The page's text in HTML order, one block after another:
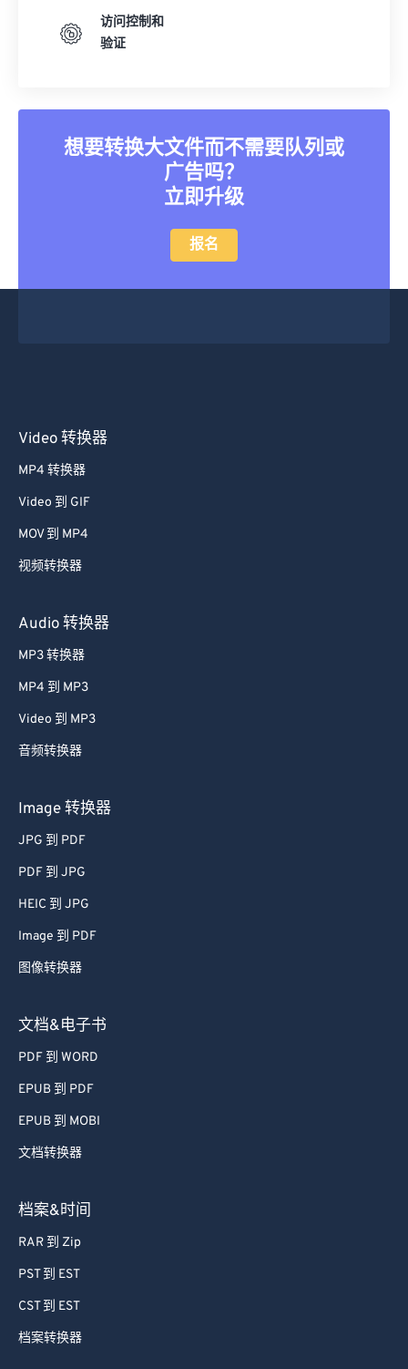
访问控制和
验证
想要转换大文件而不需要队列或
广告吗？
立即升级
报名
Video 转换器
MP4 转换器
Video 到 GIF
MOV 到 MP4
视频转换器
Audio 转换器
MP3 转换器
MP4 到 MP3
Video 到 MP3
音频转换器
Image 转换器
JPG 到 PDF
PDF 到 JPG
HEIC 到 JPG
Image 到 PDF
图像转换器
文档&电子书
PDF 到 WORD
EPUB 到 PDF
EPUB 到 MOBI
文档转换器
档案&时间
RAR 到 Zip
PST 到 EST
CST 到 EST
档案转换器